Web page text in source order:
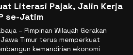
Literasi Pajak, Jalin Kerja
se-Jatim
– Pimpinan Wilayah Gerakan
Jawa Timur terus memperkuat
kemandirian ekonomi